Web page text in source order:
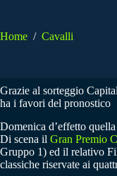
Home / Cavalli
Grazie al sorteggio
ha i favori del pronostico
Domenica d’effetto
Di scena il Gran Premio
Gruppo 1) ed il relativo
classiche riservate ai